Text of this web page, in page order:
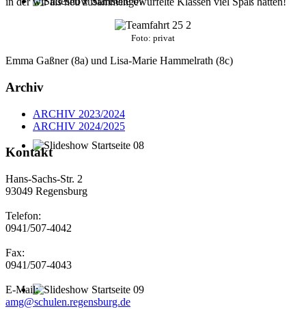
Foto: privat
Emma Gaßner (8a) und Lisa-Marie Hammelrath (8c)
Archiv
ARCHIV 2023/2024
ARCHIV 2024/2025
Kontakt
Hans-Sachs-Str. 2
93049 Regensburg
Telefon:
0941/507-4042
Fax:
0941/507-4043
E-Mail:
amg@schulen.regensburg.de